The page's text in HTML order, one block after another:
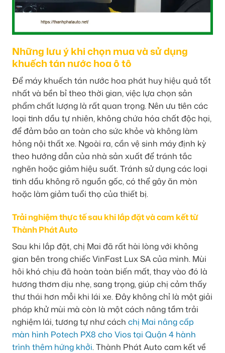
Những lưu ý khi chọn mua và sử dụng
khuếch tán nước hoa ô tô
Để máy khuếch tán nước hoa phát huy hiệu quả tốt
nhất và bền bỉ theo thời gian, việc lựa chọn sản
phẩm chất lượng là rất quan trọng. Nên ưu tiên các
loại tinh dầu tự nhiên, không chứa hóa chất độc hại,
để đảm bảo an toàn cho sức khỏe và không làm
hỏng nội thất xe. Ngoài ra, cần vệ sinh máy định kỳ
theo hướng dẫn của nhà sản xuất để tránh tắc
nghẽn hoặc giảm hiệu suất. Tránh sử dụng các loại
tinh dầu không rõ nguồn gốc, có thể gây ăn mòn
hoặc làm giảm tuổi thọ của thiết bị.
Trải nghiệm thực tế sau khi lắp đặt và cam kết từ
Thành Phát Auto
Sau khi lắp đặt, chị Mai đã rất hài lòng với không
gian bên trong chiếc VinFast Lux SA của mình. Mùi
hôi khó chịu đã hoàn toàn biến mất, thay vào đó là
hương thơm dịu nhẹ, sang trọng, giúp chị cảm thấy
thư thái hơn mỗi khi lái xe. Đây không chỉ là một giải
pháp khử mùi mà còn là một cách nâng tầm trải
nghiệm lái, tương tự như cách chị Mai nâng cấp
màn hình Potech PX8 cho Vios tại Quận 4 hành
trình thêm hứng khởi. Thành Phát Auto cam kết về